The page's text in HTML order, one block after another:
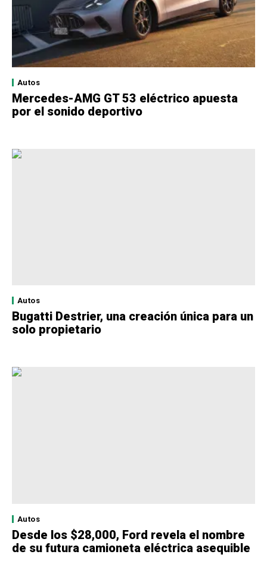
Autos
Mercedes-AMG GT 53 eléctrico apuesta
por el sonido deportivo
Autos
Bugatti Destrier, una creación única para un
solo propietario
Autos
Desde los $28,000, Ford revela el nombre
de su futura camioneta eléctrica asequible